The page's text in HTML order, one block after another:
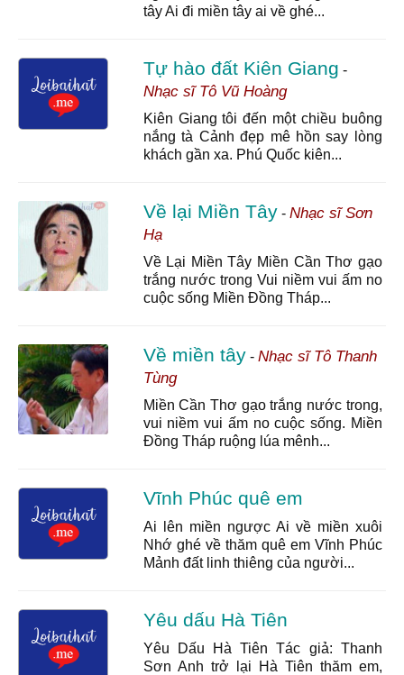
tây Ai đi miền tây ai về ghé...
Tự hào đất Kiên Giang -
Nhạc sĩ Tô Vũ Hoàng
Kiên Giang tôi đến một chiều buông
nắng tà Cảnh đẹp mê hồn say lòng
khách gần xa. Phú Quốc kiên...
Về lại Miền Tây- Nhạc sĩ Sơn
Hạ
Về Lại Miền Tây Miền Cần Thơ gạo
trắng nước trong Vui niềm vui ấm no
cuộc sống Miền Đồng Tháp...
Về miền tây- Nhạc sĩ Tô Thanh
Tùng
Miền Cần Thơ gạo trắng nước trong,
vui niềm vui ấm no cuộc sống. Miền
Đồng Tháp ruộng lúa mênh...
Vĩnh Phúc quê em
Ai lên miền ngược Ai về miền xuôi
Nhớ ghé về thăm quê em Vĩnh Phúc
Mảnh đất linh thiêng của người...
Yêu dấu Hà Tiên
Yêu Dấu Hà Tiên Tác giả: Thanh
Sơn Anh trở lại Hà Tiên thăm em,